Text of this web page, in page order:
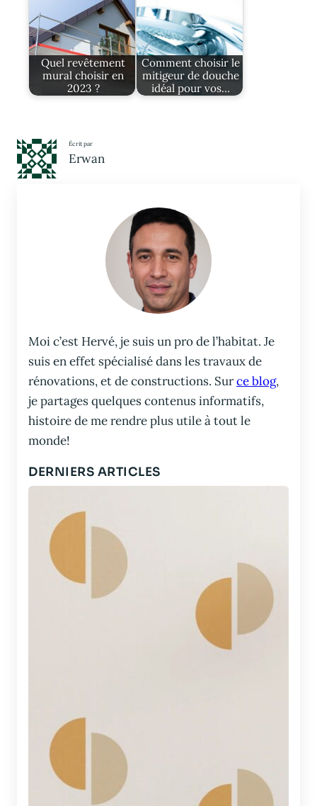
Quel revêtement
mural choisir en
2023 ?
Comment choisir le
mitigeur de douche
idéal pour vos…
Écrit par
Erwan
Moi c’est Hervé, je suis un pro de l’habitat. Je
suis en effet spécialisé dans les travaux de
rénovations, et de constructions. Surce blog,
je partages quelques contenus informatifs,
histoire de me rendre plus utile à tout le
monde!
DERNIERS ARTICLES